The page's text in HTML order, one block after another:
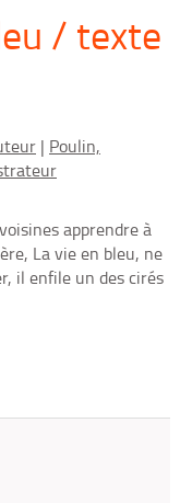
par
/ texte
| Poulin,
apprendre à
La vie en bleu, ne
il enfile un des cirés